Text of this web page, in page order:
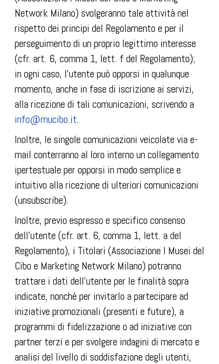
Network Milano) svolgeranno tale attività nel
rispetto dei principi del Regolamento e per il
perseguimento di un proprio legittimo interesse
(cfr. art. 6, comma 1, lett. f del Regolamento);
in ogni caso, l’utente può opporsi in qualunque
momento, anche in fase di iscrizione ai servizi,
alla ricezione di tali comunicazioni, scrivendo a
info@mucibo.it.
Inoltre, le singole comunicazioni veicolate via e-
mail conterranno al loro interno un collegamento
ipertestuale per opporsi in modo semplice e
intuitivo alla ricezione di ulteriori comunicazioni
(unsubscribe).
Inoltre, previo espresso e specifico consenso
dell’utente (cfr. art. 6, comma 1, lett. a del
Regolamento), i Titolari (Associazione I Musei del
Cibo e Marketing Network Milano) potranno
trattare i dati dell’utente per le finalità sopra
indicate, nonché per invitarlo a partecipare ad
iniziative promozionali (presenti e future), a
programmi di fidelizzazione o ad iniziative con
partner terzi e per svolgere indagini di mercato e
analisi del livello di soddisfazione degli utenti,